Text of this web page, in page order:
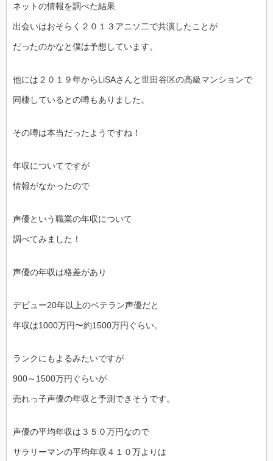
ネットの情報を調べた結果
出会いはおそらく２０１３アニソ二で共演したことが
だったのかなと僕は予想しています。
他には２０１９年からLiSAさんと世田谷区の高級マンションで
同棲しているとの噂もありました。
その噂は本当だったようですね！
年収についてですが
情報がなかったので
声優という職業の年収について
調べてみました！
声優の年収は格差があり
デビュー20年以上のベテラン声優だと
年収は1000万円〜約1500万円ぐらい。
ランクにもよるみたいですが
900～1500万円ぐらいが
売れっ子声優の年収と予測できそうです。
声優の平均年収は３５０万円なので
サラリーマンの平均年収４１０万よりは